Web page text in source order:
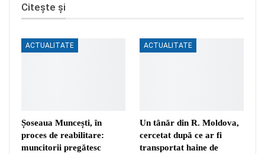
Citește și
ACTUALITATE
Șoseaua Muncești, în
proces de reabilitare:
muncitorii pregătesc
ACTUALITATE
Un tânăr din R. Moldova,
cercetat după ce ar fi
transportat haine de